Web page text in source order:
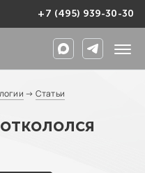
+7 (495) 939-30-30
→ Статьи